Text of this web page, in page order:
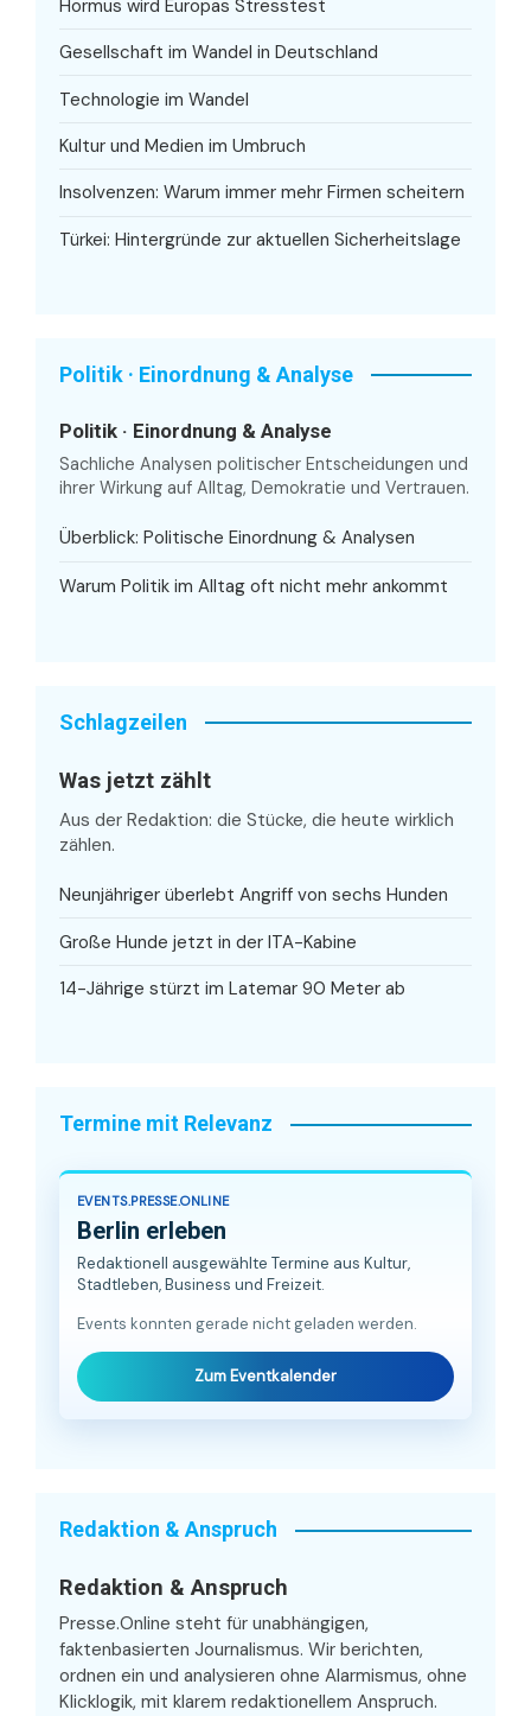
Hormus wird Europas Stresstest
Gesellschaft im Wandel in Deutschland
Technologie im Wandel
Kultur und Medien im Umbruch
Insolvenzen: Warum immer mehr Firmen scheitern
Türkei: Hintergründe zur aktuellen Sicherheitslage
Politik · Einordnung & Analyse
Politik · Einordnung & Analyse
Sachliche Analysen politischer Entscheidungen und
ihrer Wirkung auf Alltag, Demokratie und Vertrauen.
Überblick: Politische Einordnung & Analysen
Warum Politik im Alltag oft nicht mehr ankommt
Schlagzeilen
Was jetzt zählt
Aus der Redaktion: die Stücke, die heute wirklich
zählen.
Neunjähriger überlebt Angriff von sechs Hunden
Große Hunde jetzt in der ITA-Kabine
14-Jährige stürzt im Latemar 90 Meter ab
Termine mit Relevanz
EVENTS.PRESSE.ONLINE
Berlin erleben
Redaktionell ausgewählte Termine aus Kultur,
Stadtleben, Business und Freizeit.
Events konnten gerade nicht geladen werden.
Zum Eventkalender
Redaktion & Anspruch
Redaktion & Anspruch
Presse.Online steht für unabhängigen,
faktenbasierten Journalismus. Wir berichten,
ordnen ein und analysieren ohne Alarmismus, ohne
Klicklogik, mit klarem redaktionellem Anspruch.